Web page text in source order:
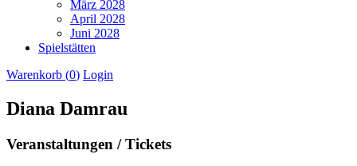
März 2028
April 2028
Juni 2028
Spielstätten
Warenkorb (0) Login
Diana Damrau
Veranstaltungen / Tickets